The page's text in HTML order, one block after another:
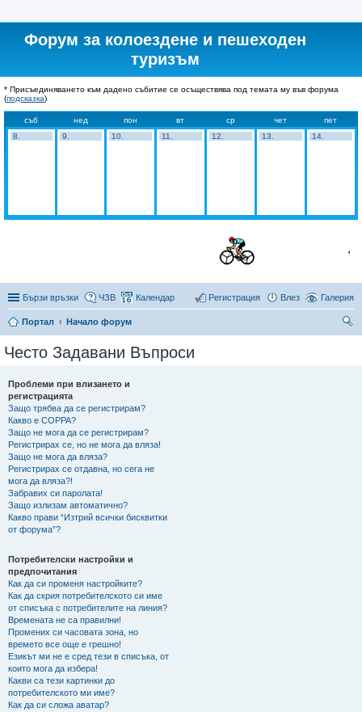
Форум за колоездене и пешеходен
туризъм
* Присъединяването към дадено събитие се осъществява под темата му във форума
(подсказка)
съб нед пон вт ср чет
пет
8.
9. 10. 11. 12. 13. 14.
Бързи връзки Галерия
ЧЗВ Календар Влез
Регистрация
Портал
Начало форум
Често Задавани Въпроси
Проблеми при влизането и
регистрацията
Защо трябва да се регистрирам?
Какво е COPPA?
Защо не мога да се регистрирам?
Регистрирах се, но не мога да вляза!
Защо не мога да вляза?
Регистрирах се отдавна, но сега не
мога да вляза?!
Забравих си паролата!
Защо излизам автоматично?
Какво прави “Изтрий всички бисквитки
от форума”?
Потребителски настройки и
предпочитания
Как да си променя настройките?
Как да скрия потребителското си име
от списъка с потребителите на линия?
Времената не са правилни!
Промених си часовата зона, но
времето все още е грешно!
Езикът ми не е сред тези в списъка, от
които мога да избера!
Какви са тези картинки до
потребителското ми име?
Как да си сложа аватар?